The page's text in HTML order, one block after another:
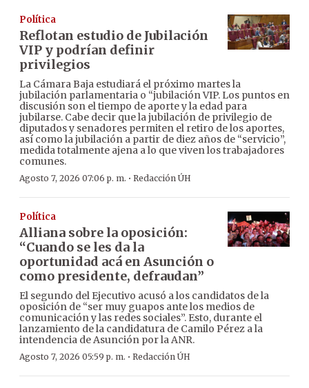
Política
Reflotan estudio de Jubilación
VIP y podrían definir
privilegios
La Cámara Baja estudiará el próximo martes la
jubilación parlamentaria o “jubilación VIP. Los puntos en
discusión son el tiempo de aporte y la edad para
jubilarse. Cabe decir que la jubilación de privilegio de
diputados y senadores permiten el retiro de los aportes,
así como la jubilación a partir de diez años de “servicio”,
medida totalmente ajena a lo que viven los trabajadores
comunes.
Agosto 7, 2026 07:06 p. m. · Redacción ÚH
Política
Alliana sobre la oposición:
“Cuando se les da la
oportunidad acá en Asunción o
como presidente, defraudan”
El segundo del Ejecutivo acusó a los candidatos de la
oposición de “ser muy guapos ante los medios de
comunicación y las redes sociales”. Esto, durante el
lanzamiento de la candidatura de Camilo Pérez a la
intendencia de Asunción por la ANR.
Agosto 7, 2026 05:59 p. m. · Redacción ÚH